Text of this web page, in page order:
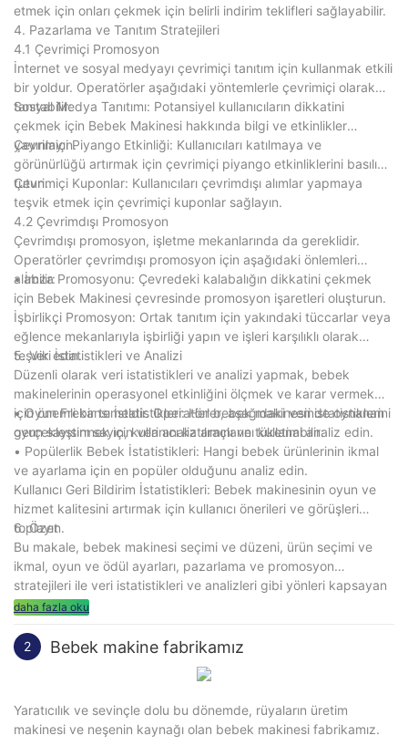
etmek için onları çekmek için belirli indirim teklifleri sağlayabilir.
4. Pazarlama ve Tanıtım Stratejileri
4.1 Çevrimiçi Promosyon
İnternet ve sosyal medyayı çevrimiçi tanıtım için kullanmak etkili
bir yoldur. Operatörler aşağıdaki yöntemlerle çevrimiçi olarak
tanıtabilir:
Sosyal Medya Tanıtımı: Potansiyel kullanıcıların dikkatini
çekmek için Bebek Makinesi hakkında bilgi ve etkinlikler
yayınlayın.
Çevrimiçi Piyango Etkinliği: Kullanıcıları katılmaya ve
görünürlüğü artırmak için çevrimiçi piyango etkinliklerini basılı
tutun.
Çevrimiçi Kuponlar: Kullanıcıları çevrimdışı alımlar yapmaya
teşvik etmek için çevrimiçi kuponlar sağlayın.
4.2 Çevrimdışı Promosyon
Çevrimdışı promosyon, işletme mekanlarında da gereklidir.
Operatörler çevrimdışı promosyon için aşağıdaki önlemleri
alabilir:
• İmza Promosyonu: Çevredeki kalabalığın dikkatini çekmek
için Bebek Makinesi çevresinde promosyon işaretleri oluşturun.
İşbirlikçi Promosyon: Ortak tanıtım için yakındaki tüccarlar veya
eğlence mekanlarıyla işbirliği yapın ve işleri karşılıklı olarak
teşvik edin.
5. Veri İstatistikleri ve Analizi
Düzenli olarak veri istatistikleri ve analizi yapmak, bebek
makinelerinin operasyonel etkinliğini ölçmek ve karar vermek
için önemli bir temeldir. Operatörler, aşağıdaki veri istatistiklerini
gerçekleştirmek için veri analiz araçlarını kullanabilir:
• Oyun Frekansı İstatistikleri: Her bebek makinesinde oynanan
oyun sayısını sayın, kullanıcı katılımını ve tüketimi analiz edin.
• Popülerlik Bebek İstatistikleri: Hangi bebek ürünlerinin ikmal
ve ayarlama için en popüler olduğunu analiz edin.
Kullanıcı Geri Bildirim İstatistikleri: Bebek makinesinin oyun ve
hizmet kalitesini artırmak için kullanıcı önerileri ve görüşleri
toplayın.
6. Özet
Bu makale, bebek makinesi seçimi ve düzeni, ürün seçimi ve
ikmal, oyun ve ödül ayarları, pazarlama ve promosyon
stratejileri ile veri istatistikleri ve analizleri gibi yönleri kapsayan
bir bebek makinesi için bir operasyon planı sunmaktadır.
makinesinin kârlılığını ve kullanıcı deneyimini artırabilir ve daha
iyi operasyonel sonuçlar elde edebilir.
daha fazla oku
2 Bebek makine fabrikamız
Yaratıcılık ve sevinçle dolu bu dönemde, rüyaların üretim
makinesi ve neşenin kaynağı olan bebek makinesi fabrikamız.